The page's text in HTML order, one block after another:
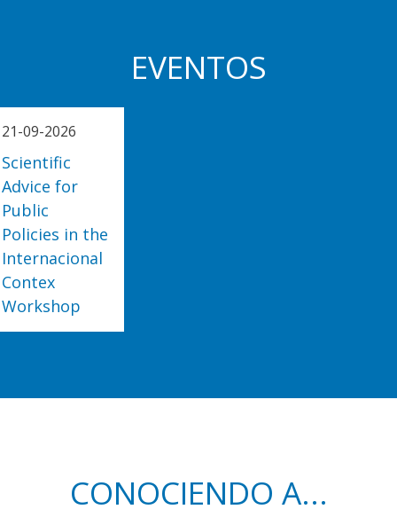
EVENTOS
21-09-2026
Scientific
Advice for
Public
Policies in the
Internacional
Contex
Workshop
CONOCIENDO A...